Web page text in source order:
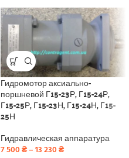
Гидромотор аксиально-
поршневой Г15-23Р, Г15-24Р,
Г15-25Р, Г15-23Н, Г15-24Н, Г15-
25Н
Гидравлическая аппаратура
7 500₴–13 230₴